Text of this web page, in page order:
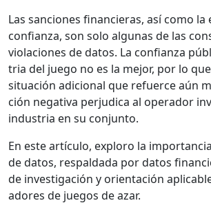
Las san­ciones financieras, así como la
con­fi­an­za, son solo algu­nas de las
vio­la­ciones de datos. La con­fi­an­za
tria del juego no es la mejor, por lo
situación adi­cional que refuerce aún
ción neg­a­ti­va per­ju­di­ca al oper­ador
indus­tria en su con­jun­to.
En este artícu­lo, exploro la
de datos, respal­da­da por datos
de inves­ti­gación y ori­entación
adores de jue­gos de azar.